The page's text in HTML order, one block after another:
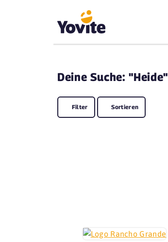
Deine Suche: "Heide"
Filter Sortieren